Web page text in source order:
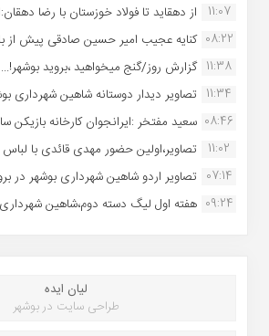
11:07
از دهقاید تا فولاد خوزستان با رضا
08:22 کنایه عجیب امیر حسین صادقی پیش از
11:38 گزارش روز/گنج میخواهید ،بروید بوشهر!...
11:34 تصاویر دیدار دوستانه شاهین شهردارى
08:46 سعید مفتخر :ایرانجوان کارخانه بازیکن
11:02
تصاویر،اولین حضور مهدی قائدی با لباس
07:14 تصاویر اردو شاهین شهرداری بوشهر
09:24 هفته اول لیگ دسته دوم،شاهین شهرداری
لیان ایده
طراحی سایت در بوشهر